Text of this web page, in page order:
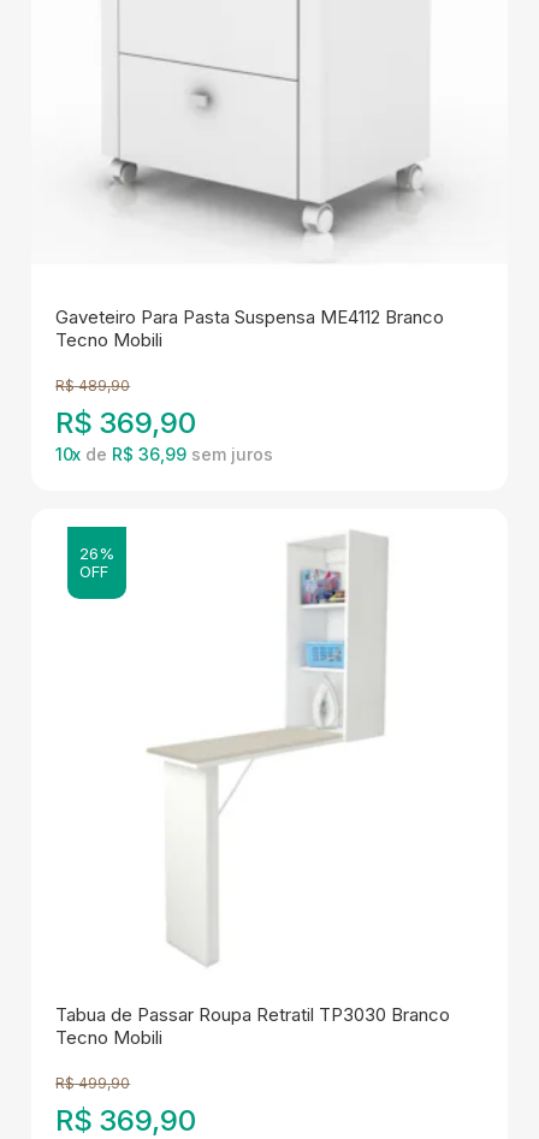
Gaveteiro Para Pasta Suspensa ME4112 Branco
Tecno Mobili
R$ 489,90
R$ 369,90
10x de R$ 36,99
26%
OFF
Tabua de Passar Roupa Retratil TP3030 Branco
Tecno Mobili
R$ 499,90
R$ 369,90